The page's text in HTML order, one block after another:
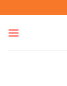
naar
inhoud